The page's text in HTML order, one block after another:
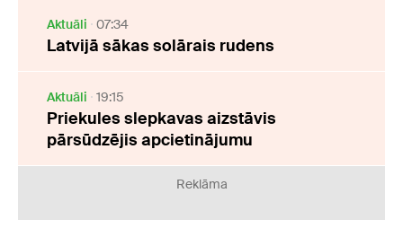
Aktuāli 07:34
Latvijā sākas solārais rudens
Aktuāli 19:15
Priekules slepkavas aizstāvis
pārsūdzējis apcietinājumu
Reklāma